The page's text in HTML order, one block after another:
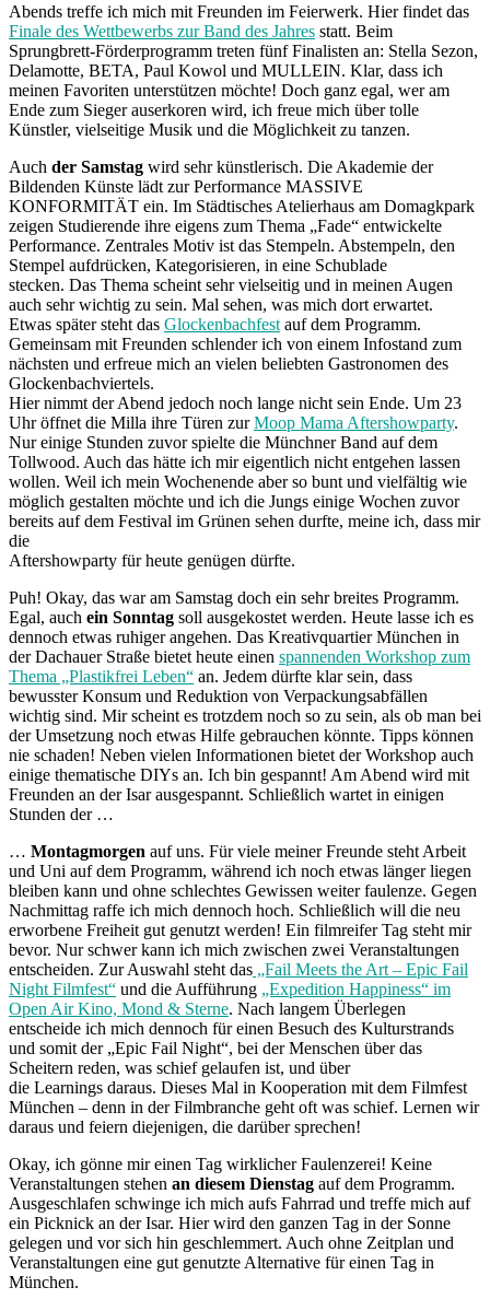
Abends treffe ich mich mit Freunden im Feierwerk. Hier findet das
Finale des Wettbewerbs zur Band des Jahres statt. Beim
Sprungbrett-Förderprogramm treten fünf Finalisten an: Stella Sezon,
Delamotte, BETA, Paul Kowol und MULLEIN. Klar, dass ich
meinen Favoriten unterstützen möchte! Doch ganz egal, wer am
Ende zum Sieger auserkoren wird, ich freue mich über tolle
Künstler, vielseitige Musik und die Möglichkeit zu tanzen.
Auch der Samstag wird sehr künstlerisch. Die Akademie der
Bildenden Künste lädt zur Performance MASSIVE
KONFORMITÄT ein. Im Städtisches Atelierhaus am Domagkpark
zeigen Studierende ihre eigens zum Thema „Fade“ entwickelte
Performance. Zentrales Motiv ist das Stempeln. Abstempeln, den
Stempel aufdrücken, Kategorisieren, in eine Schublade
stecken. Das Thema scheint sehr vielseitig und in meinen Augen
auch sehr wichtig zu sein. Mal sehen, was mich dort erwartet.
Etwas später steht das Glockenbachfest auf dem Programm.
Gemeinsam mit Freunden schlender ich von einem Infostand zum
nächsten und erfreue mich an vielen beliebten Gastronomen des
Glockenbachviertels.
Hier nimmt der Abend jedoch noch lange nicht sein Ende. Um 23
Uhr öffnet die Milla ihre Türen zurMoop Mama Aftershowparty.
Nur einige Stunden zuvor spielte die Münchner Band auf dem
Tollwood. Auch das hätte ich mir eigentlich nicht entgehen lassen
wollen. Weil ich mein Wochenende aber so bunt und vielfältig wie
möglich gestalten möchte und ich die Jungs einige Wochen zuvor
bereits auf dem Festival im Grünen sehen durfte, meine ich, dass mir
die
Aftershowparty für heute genügen dürfte.
Puh! Okay, das war am Samstag doch ein sehr breites Programm.
Egal, auch ein Sonntag soll ausgekostet werden. Heute lasse ich es
dennoch etwas ruhiger angehen. Das Kreativquartier München in
der Dachauer Straße bietet heute einen spannenden Workshop zum
Thema „Plastikfrei Leben“ an. Jedem dürfte klar sein, dass
bewusster Konsum und Reduktion von Verpackungsabfällen
wichtig sind. Mir scheint es trotzdem noch so zu sein, als ob man bei
der Umsetzung noch etwas Hilfe gebrauchen könnte. Tipps können
nie schaden! Neben vielen Informationen bietet der Workshop auch
einige thematische DIYs an. Ich bin gespannt! Am Abend wird mit
Freunden an der Isar ausgespannt. Schließlich wartet in einigen
Stunden der …
… Montagmorgen auf uns. Für viele meiner Freunde steht Arbeit
und Uni auf dem Programm, während ich noch etwas länger liegen
bleiben kann und ohne schlechtes Gewissen weiter faulenze. Gegen
Nachmittag raffe ich mich dennoch hoch. Schließlich will die neu
erworbene Freiheit gut genutzt werden! Ein filmreifer Tag steht mir
bevor. Nur schwer kann ich mich zwischen zwei Veranstaltungen
entscheiden. Zur Auswahl steht das „Fail Meets the Art – Epic Fail
Night Filmfest“ und die Aufführung „Expedition Happiness“ im
Open Air Kino, Mond & Sterne. Nach langem Überlegen
entscheide ich mich dennoch für einen Besuch des Kulturstrands
und somit der „Epic Fail Night“, bei der Menschen über das
Scheitern reden, was schief gelaufen ist, und über
die Learnings daraus. Dieses Mal in Kooperation mit dem Filmfest
München – denn in der Filmbranche geht oft was schief. Lernen wir
daraus und feiern diejenigen, die darüber sprechen!
Okay, ich gönne mir einen Tag wirklicher Faulenzerei! Keine
Veranstaltungen stehen an diesem Dienstag auf dem Programm.
Ausgeschlafen schwinge ich mich aufs Fahrrad und treffe mich auf
ein Picknick an der Isar. Hier wird den ganzen Tag in der Sonne
gelegen und vor sich hin geschlemmert. Auch ohne Zeitplan und
Veranstaltungen eine gut genutzte Alternative für einen Tag in
München.